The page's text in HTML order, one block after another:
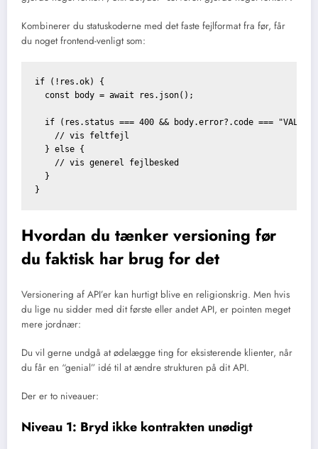
Kombinerer du statuskoderne med det faste fejlformat fra før, får
du noget frontend-venligt som:
if (!res.ok) {
  const body = await res.json();
if (res.status === 400 && body.error?.code ===
    // vis feltfejl
  } else {
    // vis generel fejlbesked
  }
Hvordan du tænker versioning før
du faktisk har brug for det
Versionering af API’er kan hurtigt blive en religionskrig. Men hvis
du lige nu sidder med dit første eller andet API, er pointen meget
mere jordnær:
Du vil gerne undgå at ødelægge ting for eksisterende klienter, når
du får en “genial” idé til at ændre strukturen på dit API.
Der er to niveauer:
Niveau 1: Bryd ikke kontrakten unødigt